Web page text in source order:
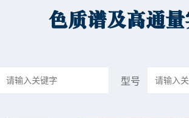
色质谱及高通
型号